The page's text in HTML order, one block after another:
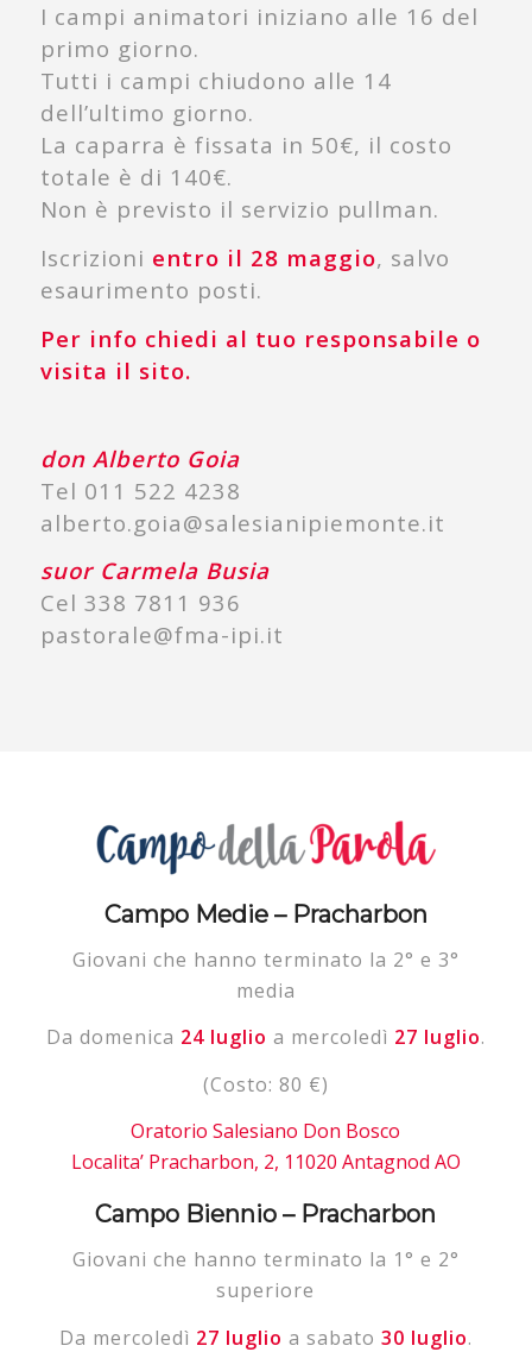
I campi animatori iniziano alle 16 del
primo giorno.
Tutti i campi chiudono alle 14
dell’ultimo giorno.
La caparra è fissata in 50€, il costo
totale è di 140€.
Non è previsto il servizio pullman.
Iscrizioni entro il 28 maggio, salvo
esaurimento posti.
Per info chiedi al tuo responsabile o
visita il sito.
don Alberto Goia
Tel 011 522 4238
alberto.goia@salesianipiemonte.it
suor Carmela Busia
Cel 338 7811 936
pastorale@fma-ipi.it
Campo Medie – Pracharbon
Giovani che hanno terminato la 2° e 3°
media
Da domenica 24 luglio a mercoledì 27 luglio.
(Costo: 80 €)
Oratorio Salesiano Don Bosco
Localita’ Pracharbon, 2, 11020 Antagnod AO
Campo Biennio – Pracharbon
Giovani che hanno terminato la 1° e 2°
superiore
Da mercoledì 27 luglio a sabato 30 luglio.